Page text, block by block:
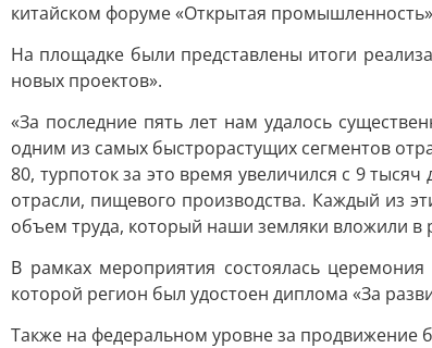
китайском форуме «Открытая
На площадке были представлены итоги
новых проектов».
«За последние пять лет нам удалось
одним из самых быстрорастущих сегментов
80, турпоток за это время увеличился с 9
отрасли, пищевого производства. Каждый из
объем труда, который наши земляки вложили в
В рамках мероприятия состоялась
которой регион был удостоен диплома «За
Также на федеральном уровне за продвижение